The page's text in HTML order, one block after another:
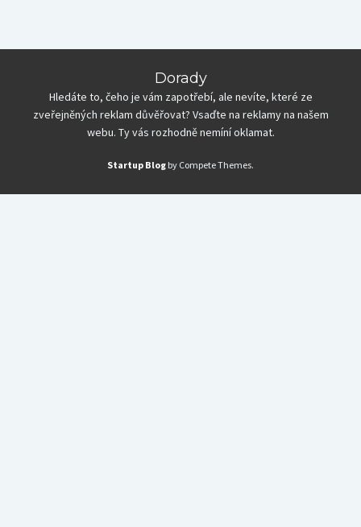
Dorady
Hledáte to, čeho je vám zapotřebí, ale nevíte, které ze
zveřejněných reklam důvěřovat? Vsaďte na reklamy na našem
webu. Ty vás rozhodně nemíní oklamat.
Startup Blog by Compete Themes.